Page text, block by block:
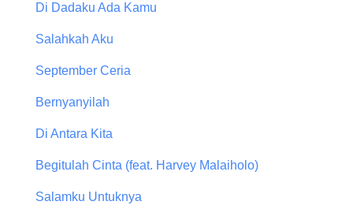
Di Dadaku Ada Kamu
Salahkah Aku
September Ceria
Bernyanyilah
Di Antara Kita
Begitulah Cinta (feat. Harvey Malaiholo)
Salamku Untuknya